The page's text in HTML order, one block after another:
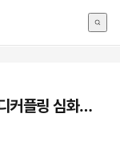
커플링 심화…